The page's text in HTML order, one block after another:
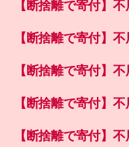
【断捨離で寄付】
【断捨離で寄付】
【断捨離で寄付】
【断捨離で寄付】
【断捨離で寄付】